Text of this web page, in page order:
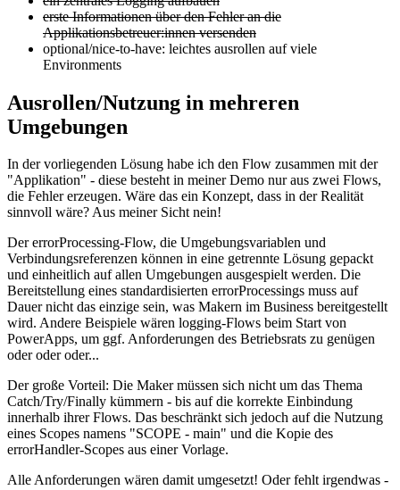
erste Informationen über den Fehler an die
Applikationsbetreuer:innen versenden
optional/nice-to-have: leichtes ausrollen auf viele
Environments
Ausrollen/Nutzung in mehreren
Umgebungen
In der vorliegenden Lösung habe ich den Flow zusammen mit der
"Applikation" - diese besteht in meiner Demo nur aus zwei Flows,
die Fehler erzeugen. Wäre das ein Konzept, dass in der Realität
sinnvoll wäre? Aus meiner Sicht nein!
Der errorProcessing-Flow, die Umgebungsvariablen und
Verbindungsreferenzen können in eine getrennte Lösung gepackt
und einheitlich auf allen Umgebungen ausgespielt werden. Die
Bereitstellung eines standardisierten errorProcessings muss auf
Dauer nicht das einzige sein, was Makern im Business bereitgestellt
wird. Andere Beispiele wären logging-Flows beim Start von
PowerApps, um ggf. Anforderungen des Betriebsrats zu genügen
oder oder oder...
Der große Vorteil: Die Maker müssen sich nicht um das Thema
Catch/Try/Finally kümmern - bis auf die korrekte Einbindung
innerhalb ihrer Flows. Das beschränkt sich jedoch auf die Nutzung
eines Scopes namens "SCOPE - main" und die Kopie des
errorHandler-Scopes aus einer Vorlage.
Alle Anforderungen wären damit umgesetzt! Oder fehlt irgendwas -